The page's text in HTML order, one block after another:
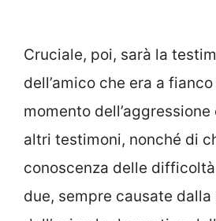
Cruciale, poi, sarà la
dell’amico che era a
momento
altri testimoni, nonché di
conoscenza delle
due, sempre causate